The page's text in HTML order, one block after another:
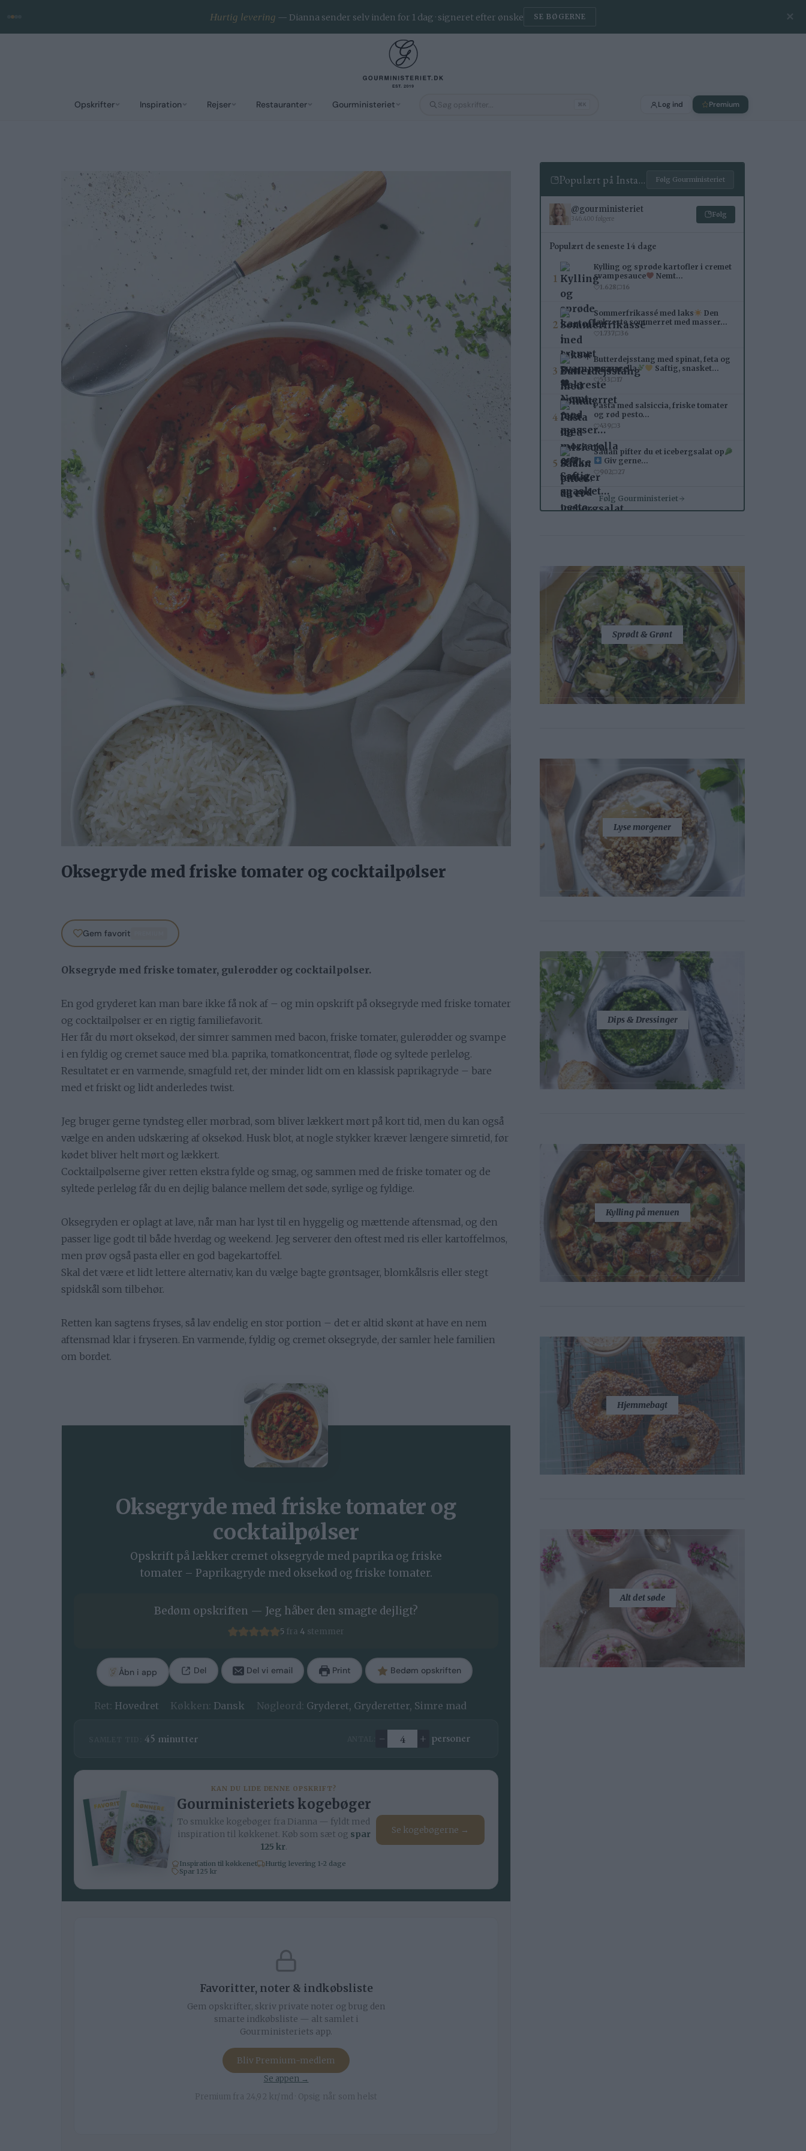
Opskrifter Inspiration Rejser Restauranter Gourministeriet ⌘K Log ind Premium
Hurtig levering — Dianna sender selv inden for 1 dag · signeret efter ønske SE BØGERNE ✕
Oksegryde med friske tomater og cocktailpølser
Gem favorit
Oksegryde med friske tomater, gulerødder og cocktailpølser.
En god gryderet kan man bare ikke få nok af – og min opskrift på oksegryde med friske tomater
og cocktailpølser er en rigtig familiefavorit.
Her får du mørt oksekød, der simrer sammen med bacon, friske tomater, gulerødder og svampe
i en fyldig og cremet sauce med bl.a. paprika, tomatkoncentrat, fløde og syltede perleløg.
Resultatet er en varmende, smagfuld ret, der minder lidt om en klassisk paprikagryde – bare
med et friskt og lidt anderledes twist.
Jeg bruger gerne tyndsteg eller mørbrad, som bliver lækkert mørt på kort tid, men du kan også
vælge en anden udskæring af oksekød. Husk blot, at nogle stykker kræver længere simretid, før
kødet bliver helt mørt og lækkert.
Cocktailpølserne giver retten ekstra fylde og smag, og sammen med de friske tomater og de
syltede perleløg får du en dejlig balance mellem det søde, syrlige og fyldige.
Oksegryden er oplagt at lave, når man har lyst til en hyggelig og mættende aftensmad, og den
passer lige godt til både hverdag og weekend. Jeg serverer den oftest med ris eller kartoffelmos,
men prøv også pasta eller en god bagekartoffel.
Skal det være et lidt lettere alternativ, kan du vælge bagte grøntsager, blomkålsris eller stegt
spidskål som tilbehør.
Retten kan sagtens fryses, så lav endelig en stor portion – det er altid skønt at have en nem
aftensmad klar i fryseren. En varmende, fyldig og cremet oksegryde, der samler hele familien
om bordet.
Oksegryde med friske tomater og
cocktailpølser
Opskrift på lækker cremet oksegryde med paprika og friske
tomater – Paprikagryde med oksekød og friske tomater.
Bedøm opskriften — Jeg håber den smagte dejligt?
5 fra 4 stemmer
Åbn i app Del Del vi email Print Bedøm opskriften
Ret: Hovedret Køkken: Dansk Nøgleord: Gryderet, Gryderetter, Simre mad
45minutter
minutter
Ændre antal
– + personer
KAN DU LIDE DENNE OPSKRIFT?
Gourministeriets kogebøger
To smukke kogebøger fra Dianna — fyldt med
inspiration til køkkenet. Køb som sæt og spar
125 kr.
Inspiration til køkkenet
Hurtig levering 1-2 dage
Spar 125 kr
Se kogebøgerne →
Favoritter, noter & indkøbsliste
Gem opskrifter, skriv private noter og brug den
smarte indkøbsliste — alt samlet i
Gourministeriets app.
Bliv Premium-medlem
Se appen →
Premium fra 24,92 kr/md · Opsig når som helst
Populært på Instagram Følg Gourministeriet
@gourministeriet
346.400 følgere
Følg
Populært de seneste 14 dage
1
Kylling og sprøde kartofler i cremet
svampesauce
Nemt…
1.628 16
2
Sommerfrikassé med laks
Den
lækreste sommerret med masser…
1.737 36
3
Butterdejsstang med spinat, feta og
mozzarella
Saftig, snasket…
533 17
4
Pasta med salsiccia, friske tomater
og rød pesto…
439 3
5
Sådan pifter du et icebergsalat op
Giv gerne…
902 27
Følg Gourministeriet
Sprødt & Grønt
Lyse morgener
Dips & Dressinger
Kylling på menuen
Hjemmebagt
Alt det søde